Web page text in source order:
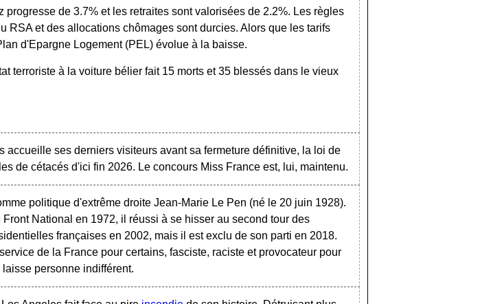
progresse de 3.7% et les retraites sont valorisées de 2.2%. Les règles
RSA et des allocations chômages sont durcies. Alors que les tarifs
d'Epargne Logement (PEL) évolue à la baisse.
terroriste à la voiture bélier fait 15 morts et 35 blessés dans le vieux
accueille ses derniers visiteurs avant sa fermeture définitive, la loi de
de cétacés d'ici fin 2026. Le concours Miss France est, lui, maintenu.
politique d'extrême droite Jean-Marie Le Pen (né le 20 juin 1928).
Front National en 1972, il réussi à se hisser au second tour des
françaises en 2002, mais il est exclu de son parti en 2018.
de la France pour certains, fasciste, raciste et provocateur pour
personne indifférent.